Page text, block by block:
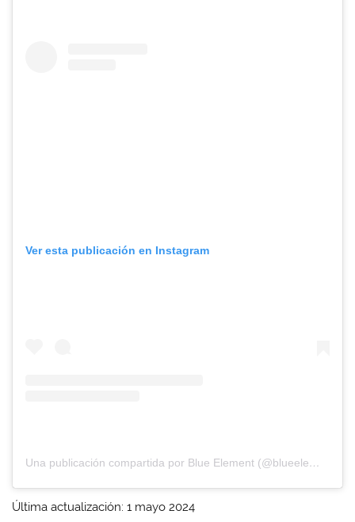
Ver esta publicación en Instagram
Una publicación compartida por Blue Element (@blueelementfreediving)
Última actualización: 1 mayo 2024